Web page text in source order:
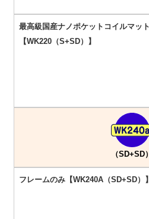
（SD+SD）